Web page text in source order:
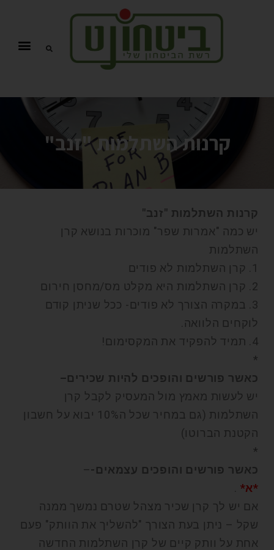
קרנות השתלמות "זנב"
קרנות השתלמות "זנב"
יש כמה "אמרות שפר" מוכרות בנושא קרן
השתלמות
1. קרן השתלמות לא פודים
2. קרן השתלמות היא מקלט מס/מחסן חירום
3. במקרה הצורך לא פודים- ככל שניתן קודם
לוקחים הלוואה.
4. תמיד להפקיד את המקסימום!
*
כאשר פורשים והופכים להיות שכירים–
יש לעשות מאמץ מול המעסיק לקבל קרן
השתלמות (גם במחיר שכל ה10% יבוא על חשבון
הקטנת הברוטו)
*
כאשר פורשים והופכים עצמאים-–
*א*
אם יש לך קרן שכיר מצהל שטרם נמשך ממנה
שקל – ניתן בעת הצורך "להשליך את הוותק" פעם
אחת על וותק קיים של קרן השתלמות החדשה